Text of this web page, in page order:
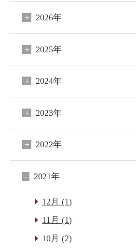
2026年
2025年
2024年
2023年
2022年
2021年
12月 (1)
11月 (1)
10月 (2)